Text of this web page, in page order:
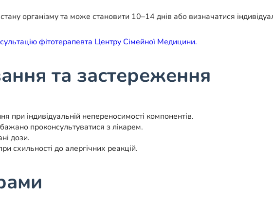
організму та може становити 10–14 днів або визначатися
фітотерапевта Центру Сімейної Медицини.
та застереження
при індивідуальній непереносимості компонентів.
проконсультуватися з лікарем.
дози.
схильності до алергічних реакцій.